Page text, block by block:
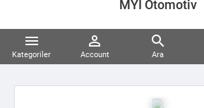
MYİ Otomotiv

Kategoriler

Account

Ara